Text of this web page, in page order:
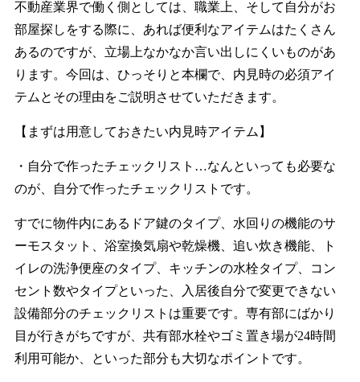
不動産業界で働く側としては、職業上、そして自分がお
部屋探しをする際に、あれば便利なアイテムはたくさん
あるのですが、立場上なかなか言い出しにくいものがあ
ります。今回は、ひっそりと本欄で、内見時の必須アイ
テムとその理由をご説明させていただきます。
【まずは用意しておきたい内見時アイテム】
・自分で作ったチェックリスト…なんといっても必要な
のが、自分で作ったチェックリストです。
すでに物件内にあるドア鍵のタイプ、水回りの機能のサ
ーモスタット、浴室換気扇や乾燥機、追い炊き機能、ト
イレの洗浄便座のタイプ、キッチンの水栓タイプ、コン
セント数やタイプといった、入居後自分で変更できない
設備部分のチェックリストは重要です。専有部にばかり
目が行きがちですが、共有部水栓やゴミ置き場が24時間
利用可能か、といった部分も大切なポイントです。